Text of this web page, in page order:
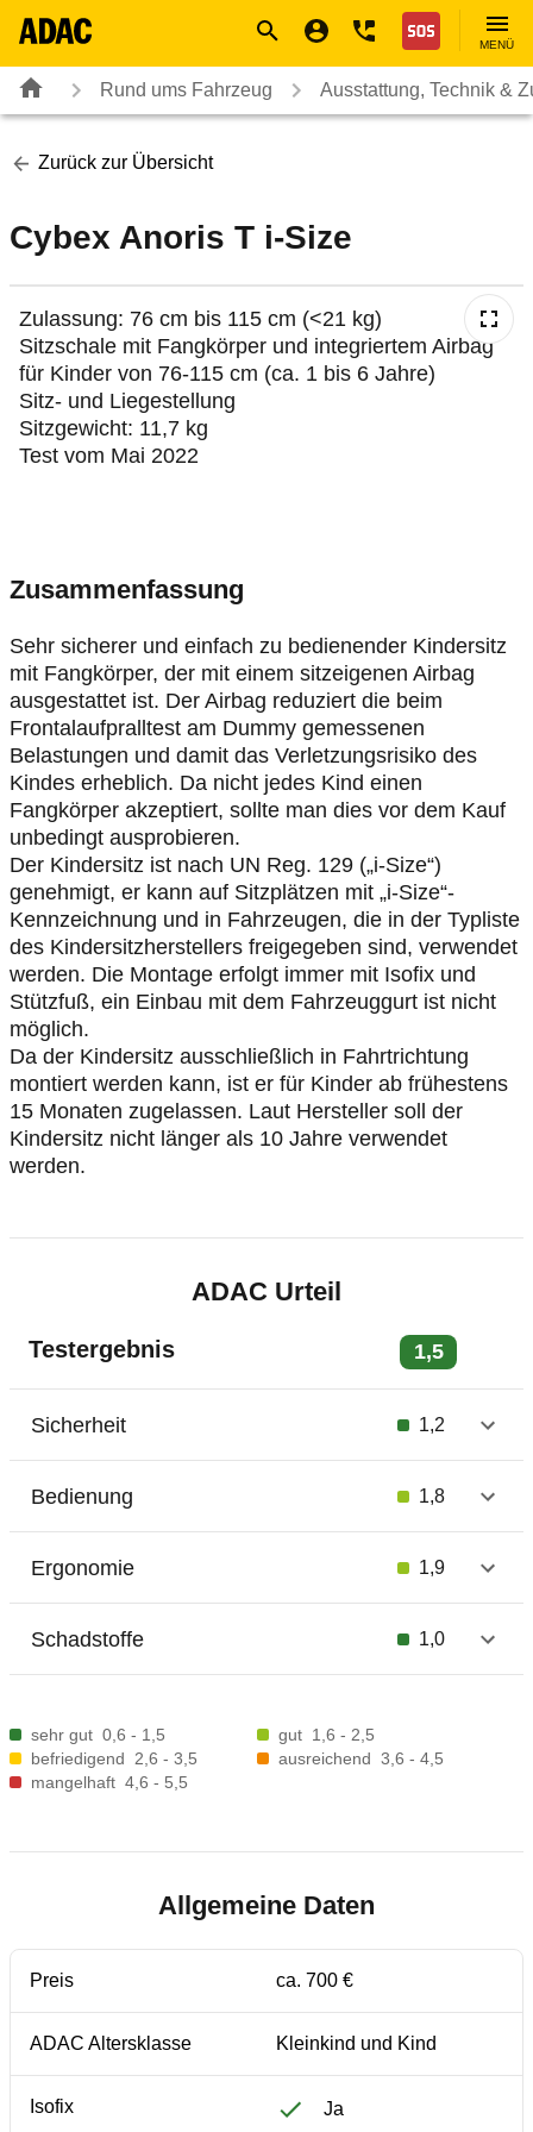
Nothilfe
MENÜ
Rund ums Fahrzeug Ausstattung, Technik &
Zurück zur Übersicht
Cybex Anoris T i-Size
Zulassung: 76 cm bis 115 cm (<21 kg)
Sitzschale mit Fangkörper und integriertem Airbag
für Kinder von 76-115 cm (ca. 1 bis 6 Jahre)
Sitz- und Liegestellung
Sitzgewicht: 11,7 kg
Test vom Mai 2022
Zusammenfassung
Sehr sicherer und einfach zu bedienender Kindersitz
mit Fangkörper, der mit einem sitzeigenen Airbag
ausgestattet ist. Der Airbag reduziert die beim
Frontalaufpralltest am Dummy gemessenen
Belastungen und damit das Verletzungsrisiko des
Kindes erheblich. Da nicht jedes Kind einen
Fangkörper akzeptiert, sollte man dies vor dem Kauf
unbedingt ausprobieren.
Der Kindersitz ist nach UN Reg. 129 („i-Size“)
genehmigt, er kann auf Sitzplätzen mit „i-Size“-
Kennzeichnung und in Fahrzeugen, die in der Typliste
des Kindersitzherstellers freigegeben sind, verwendet
werden. Die Montage erfolgt immer mit Isofix und
Stützfuß, ein Einbau mit dem Fahrzeuggurt ist nicht
möglich.
Da der Kindersitz ausschließlich in Fahrtrichtung
montiert werden kann, ist er für Kinder ab frühestens
15 Monaten zugelassen. Laut Hersteller soll der
Kindersitz nicht länger als 10 Jahre verwendet
werden.
ADAC Urteil
Testergebnis 1,5
Sicherheit 1,2
Bedienung 1,8
Ergonomie 1,9
Schadstoffe 1,0
sehr gut 0,6 - 1,5 gut 1,6 - 2,5
befriedigend
2,6 - 3,5 ausreichend 3,6 - 4,5
mangelhaft 4,6 - 5,5
Allgemeine Daten
Preis ca. 700 €
ADAC Altersklasse Kleinkind und Kind
Isofix Ja